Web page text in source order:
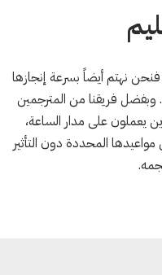
فنحن نهتم أيضاً بسرعة إنجازها
وبفضل فريقنا من المترجمين
يعملون على مدار الساعة،
المحددة دون التأثير